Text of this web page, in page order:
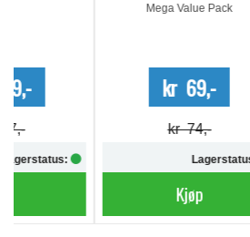
Mega Value Pack